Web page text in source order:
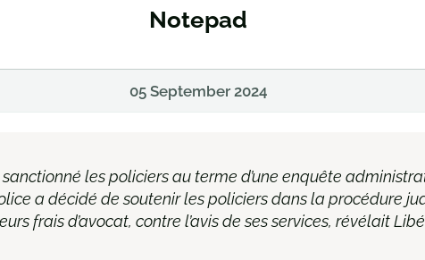
Notepad
05 September 2024
les policiers au terme d’une enquête
a décidé de soutenir les policiers dans la procédure
frais d’avocat, contre l’avis de ses services, révélait